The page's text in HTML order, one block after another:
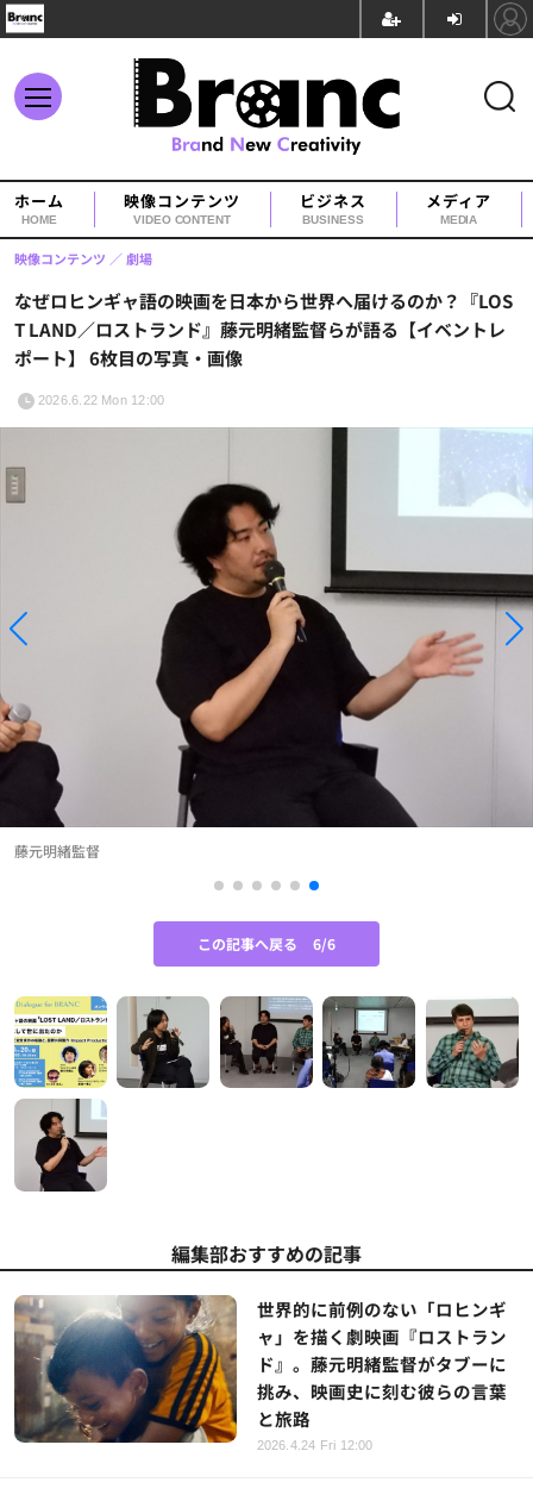
ホーム
HOME
映像コンテンツ
VIDEO CONTENT
ビジネス
BUSINESS
メディア
MEDIA
なぜロヒンギャ語の映画を日本から世界へ届けるのか？『LOS
T LAND／ロストランド』藤元明緒監督らが語る【イベントレ
ポート】 6枚目の写真・画像
映像コンテンツ 劇場
2026.6.22 Mon 12:00
藤元明緒監督
この記事へ戻る 6/6
編集部おすすめの記事
世界的に前例のない「ロヒンギ
ャ」を描く劇映画『ロストラン
ド』。藤元明緒監督がタブーに
挑み、映画史に刻む彼らの言葉
と旅路
2026.4.24 Fri 12:00